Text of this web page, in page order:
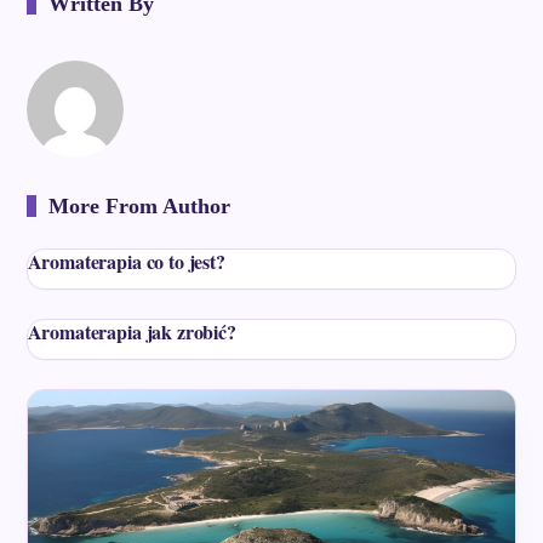
More From Author
Aromaterapia co to jest?
Aromaterapia jak zrobić?